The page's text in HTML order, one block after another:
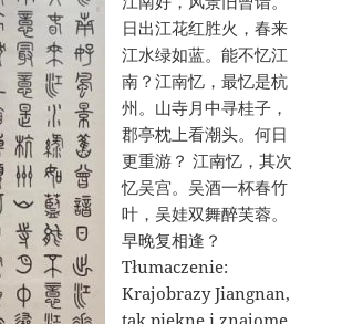
日出江花红胜火，春来
江水绿如蓝。能不忆江
南？江南忆，最忆是杭
州。山寺月中寻桂子，
郡亭枕上看潮头。何日
更重游？ 江南忆，其次
忆吴宫。吴酒一杯春竹
叶，吴娃双舞醉芙蓉。
早晚复相逢？
Tłumaczenie:
Krajobrazy Jiangnan,